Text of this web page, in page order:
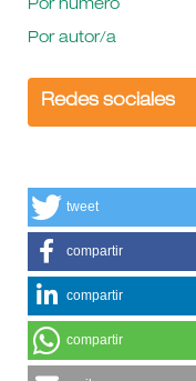
Por número
Por autor/a
Redes sociales
tweet
compartir
compartir
compartir